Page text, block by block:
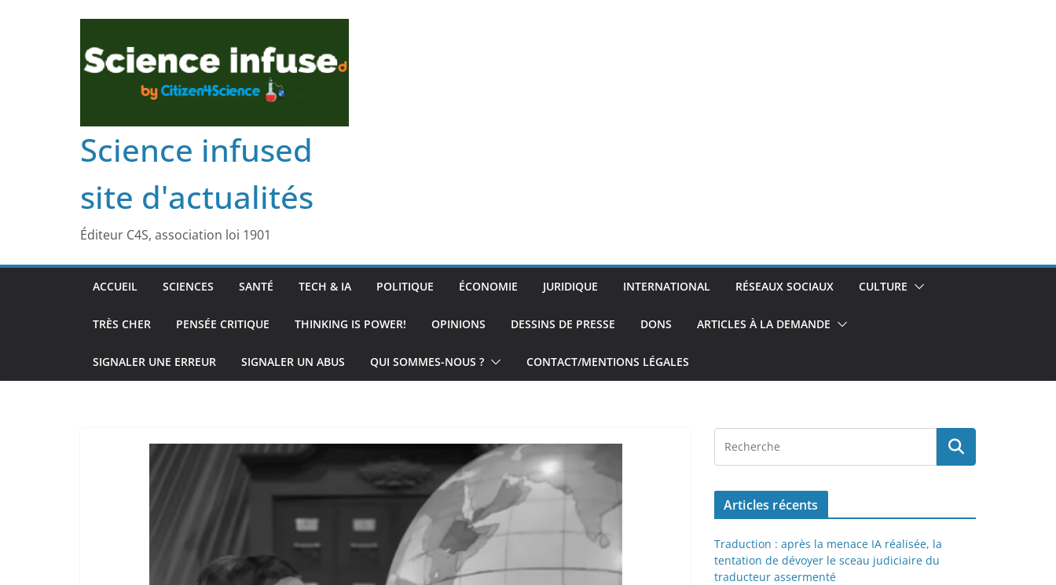
Science infused
site d'actualités
Éditeur C4S, association loi 1901
ACCUEIL SCIENCES SANTÉ TECH & IA POLITIQUE ÉCONOMIE JURIDIQUE INTERNATIONAL RÉSEAUX SOCIAUX CULTURE
TRÈS CHER PENSÉE CRITIQUE THINKING IS POWER! OPINIONS DESSINS DE PRESSE DONS ARTICLES À LA DEMANDE
SIGNALER UNE ERREUR SIGNALER UN ABUS QUI SOMMES-NOUS ? CONTACT/MENTIONS LÉGALES
Articles récents
Traduction : après la menace IA réalisée, la
tentation de dévoyer le sceau judiciaire du
traducteur assermenté